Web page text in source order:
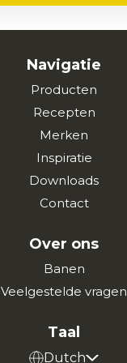
Navigatie
Producten
Recepten
Merken
Inspiratie
Downloads
Contact
Over ons
Banen
Veelgestelde vragen
Taal
Dutch